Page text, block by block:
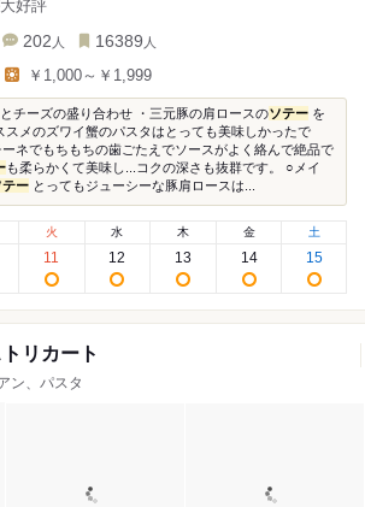
好評
202 人 16389 人
￥1,000～￥1,999
チーズの盛り合わせ ・三元豚の肩ロースのソテー を
スメのズワイ蟹のパスタはとっても美味しかったで
ネでもちもちの歯ごたえでソースがよく絡んで絶品で
も柔らかくて美味し...コクの深さも抜群です。 ○メイ
テー とってもジューシーな豚肩ロースは...
火
11
水
12
木
13
金
14
土
15
リカート
ン、パスタ